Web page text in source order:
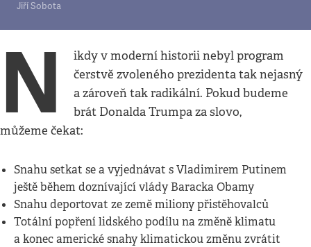
Jiří Sobota
N
ikdy v moderní historii nebyl program
čerstvě zvoleného prezidenta tak nejasný
a zároveň tak radikální. Pokud budeme
brát Donalda Trumpa za slovo,
můžeme čekat:
Snahu setkat se a vyjednávat s Vladimirem Putinem
ještě během doznívající vlády Baracka Obamy
Snahu deportovat ze země miliony přistěhovalců
Totální popření lidského podílu na změně klimatu
a konec americké snahy klimatickou změnu zvrátit